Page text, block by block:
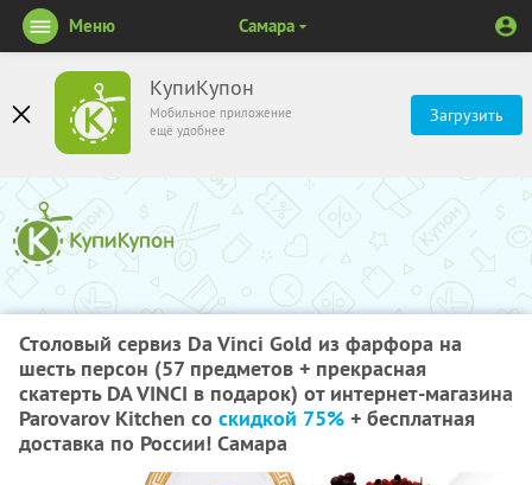
КупиКупон
Мобильное приложение
ещё удобнее
Загрузить
Меню Самара
Столовый сервиз Da Vinci Gold из фарфора на
шесть персон (57 предметов + прекрасная
скатерть DA VINCI в подарок) от интернет-магазина
Parovarov Kitchen со скидкой 75% + бесплатная
доставка по России! Самара